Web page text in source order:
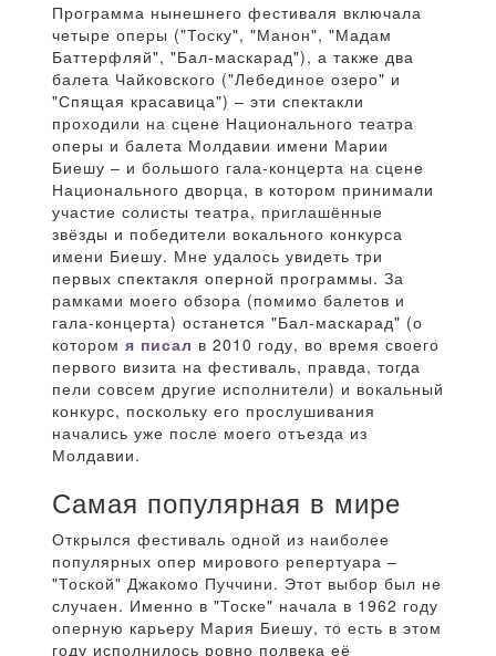
Программа нынешнего фестиваля включала
четыре оперы ("Тоску", "Манон", "Мадам
Баттерфляй", "Бал-маскарад"), а также два
балета Чайковского ("Лебединое озеро" и
"Спящая красавица") – эти спектакли
проходили на сцене Национального театра
оперы и балета Молдавии имени Марии
Биешу – и большого гала-концерта на сцене
Национального дворца, в котором принимали
участие солисты театра, приглашённые
звёзды и победители вокального конкурса
имени Биешу. Мне удалось увидеть три
первых спектакля оперной программы. За
рамками моего обзора (помимо балетов и
гала-концерта) останется "Бал-маскарад" (о
котором я писал в 2010 году, во время своего
первого визита на фестиваль, правда, тогда
пели совсем другие исполнители) и вокальный
конкурс, поскольку его прослушивания
начались уже после моего отъезда из
Молдавии.
Самая популярная в мире
Открылся фестиваль одной из наиболее
популярных опер мирового репертуара –
"Тоской" Джакомо Пуччини. Этот выбор был не
случаен. Именно в "Тоске" начала в 1962 году
оперную карьеру Мария Биешу, то есть в этом
году исполнилось ровно полвека её